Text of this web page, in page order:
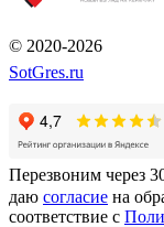
© 2020-2026
SotGres.ru
Перезвоним через
даю согласие на
соответствие с